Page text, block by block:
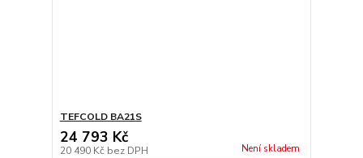
TEFCOLD BA21S
24 793 Kč
20 490 Kč bez DPH Není skladem